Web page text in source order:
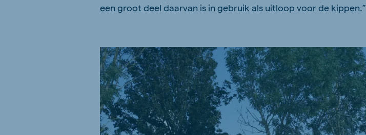
een groot deel daarvan is in gebruik als uitloop voor de kippen.”